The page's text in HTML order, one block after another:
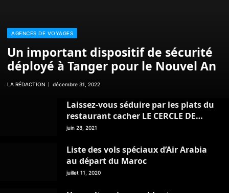
AGENCES DE VOYAGES
Un important dispositif de sécurité
déployé à Tanger pour le Nouvel An
LA RÉDACTION décembre 31, 2022
Laissez-vous séduire par les plats du
restaurant cacher LE CERCLE DE
TANGER
juin 28, 2021
Liste des vols spéciaux d’Air Arabia
au départ du Maroc
juillet 11, 2020